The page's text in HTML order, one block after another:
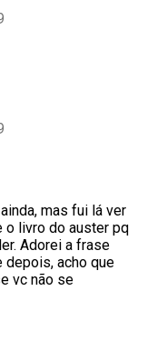
mas fui lá ver
o livro do auster pq
Adorei a frase
acho que
vc não se